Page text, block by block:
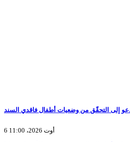
إلى التحقّق من وضعيات أطفال فاقدي السند
6 أوت 2026، 11:00